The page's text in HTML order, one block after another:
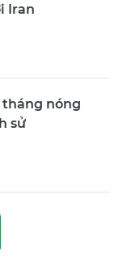
Iran
nóng
sử